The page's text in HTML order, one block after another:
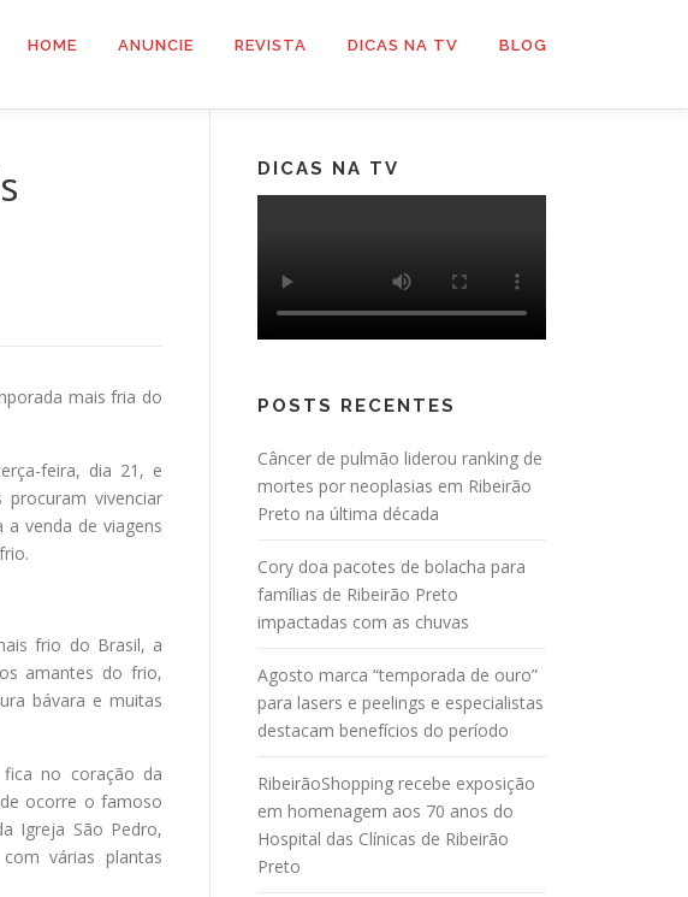
HOME ANUNCIE REVISTA DICAS NA TV BLOG
mais fria do
feira, dia 21, e
vivenciar
venda de viagens
frio do Brasil, a
amantes do frio,
bávara e muitas
no coração da
ocorre o famoso
Igreja São Pedro,
várias plantas
DICAS NA TV
POSTS RECENTES
Câncer de pulmão liderou ranking de
mortes por neoplasias em Ribeirão
Preto na última década
Cory doa pacotes de bolacha para
famílias de Ribeirão Preto
impactadas com as chuvas
Agosto marca “temporada de ouro”
para lasers e peelings e especialistas
destacam benefícios do período
RibeirãoShopping recebe exposição
em homenagem aos 70 anos do
Hospital das Clínicas de Ribeirão
Preto